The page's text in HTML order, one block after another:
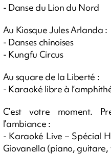
- Danse du Lion du Nord
Au Kiosque Jules Arlanda :
- Danses chinoises
- Kungfu Circus
Au square de la Liberté :
- Karaoké libre à
C’est votre moment.
l’ambiance :
- Karaoké Live – Spécial
Giovanella (piano, guitare,